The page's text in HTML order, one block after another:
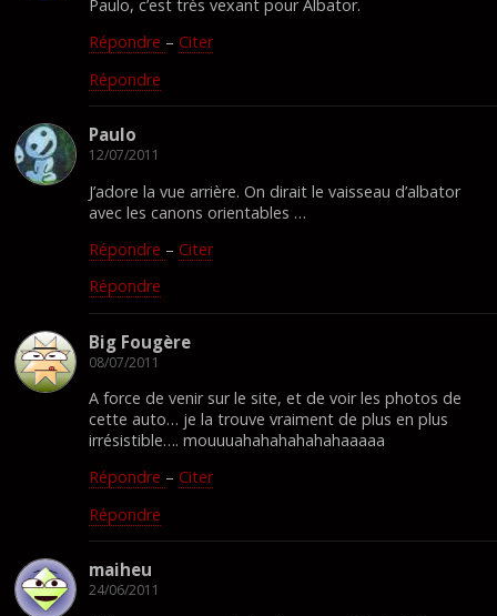
Paulo, c’est très vexant pour Albator.
Répondre – Citer
Répondre
Paulo
12/07/2011
J’adore la vue arrière. On dirait le vaisseau d’albator
avec les canons orientables …
Répondre – Citer
Répondre
Big Fougère
08/07/2011
A force de venir sur le site, et de voir les photos de
cette auto… je la trouve vraiment de plus en plus
irrésistible…. mouuuahahahahahahaaaaa
Répondre – Citer
Répondre
maiheu
24/06/2011